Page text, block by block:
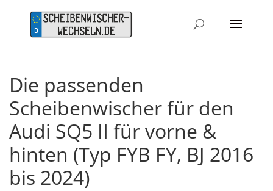
Die passenden
Scheibenwischer für den
Audi SQ5 II für vorne &
hinten (Typ FYB FY, BJ 2016
bis 2024)